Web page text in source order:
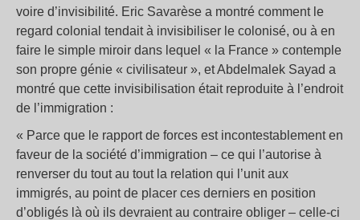
voire d’invisibilité. Eric Savarèse a montré comment le
regard colonial tendait à invisibiliser le colonisé, ou à en
faire le simple miroir dans lequel « la France » contemple
son propre génie « civilisateur », et Abdelmalek Sayad a
montré que cette invisibilisation était reproduite à l’endroit
de l’immigration :
« Parce que le rapport de forces est incontestablement en
faveur de la société d’immigration – ce qui l’autorise à
renverser du tout au tout la relation qui l’unit aux
immigrés, au point de placer ces derniers en position
d’obligés là où ils devraient au contraire obliger – celle-ci